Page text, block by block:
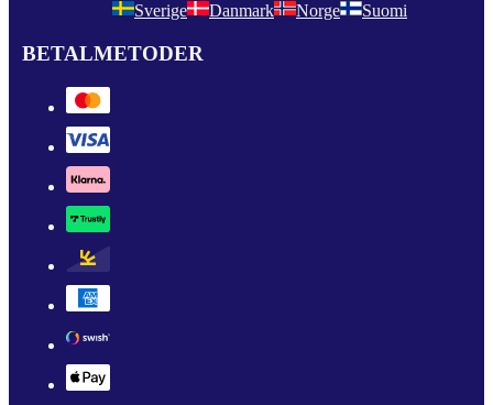
Sverige Danmark Norge Suomi
BETALMETODER